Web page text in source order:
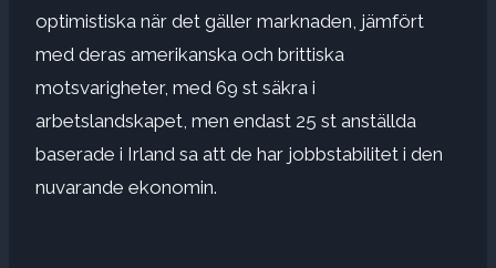
optimistiska när det gäller marknaden, jämfört
med deras amerikanska och brittiska
motsvarigheter, med 69 st säkra i
arbetslandskapet, men endast 25 st anställda
baserade i Irland sa att de har jobbstabilitet i den
nuvarande ekonomin.